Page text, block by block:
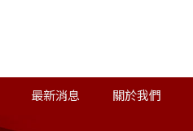
最新消息 關於我們